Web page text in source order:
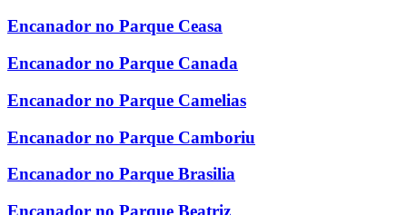
Encanador no Parque Ceasa
Encanador no Parque Canada
Encanador no Parque Camelias
Encanador no Parque Camboriu
Encanador no Parque Brasilia
Encanador no Parque Beatriz